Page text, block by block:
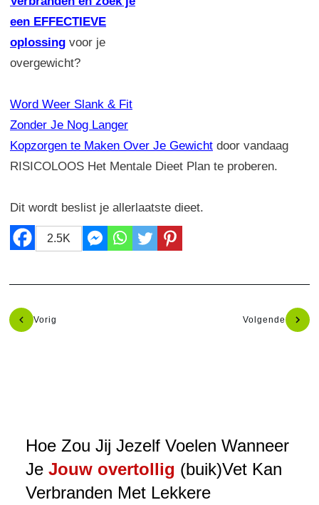
een EFFECTIEVE
oplossing voor je
overgewicht?
Word Weer Slank & Fit
Zonder Je Nog Langer
Kopzorgen te Maken Over Je Gewicht door vandaag
RISICOLOOS Het Mentale Dieet Plan te proberen.
Dit wordt beslist je allerlaatste dieet.
2.5K
Vorig Volgende
Hoe Zou Jij Jezelf Voelen Wanneer
Je Jouw overtollig (buik)Vet Kan
Verbranden Met Lekkere